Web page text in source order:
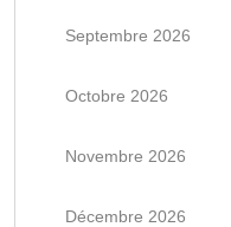
Septembre 2026
Octobre 2026
Novembre 2026
Décembre 2026